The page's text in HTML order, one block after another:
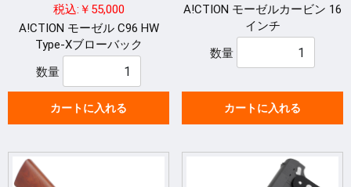
税込:￥55,000
A!CTION モーゼル C96 HW
Type-Xブローバック
数量
カートに入れる
A!CTION モーゼルカービン 16
インチ
数量
カートに入れる